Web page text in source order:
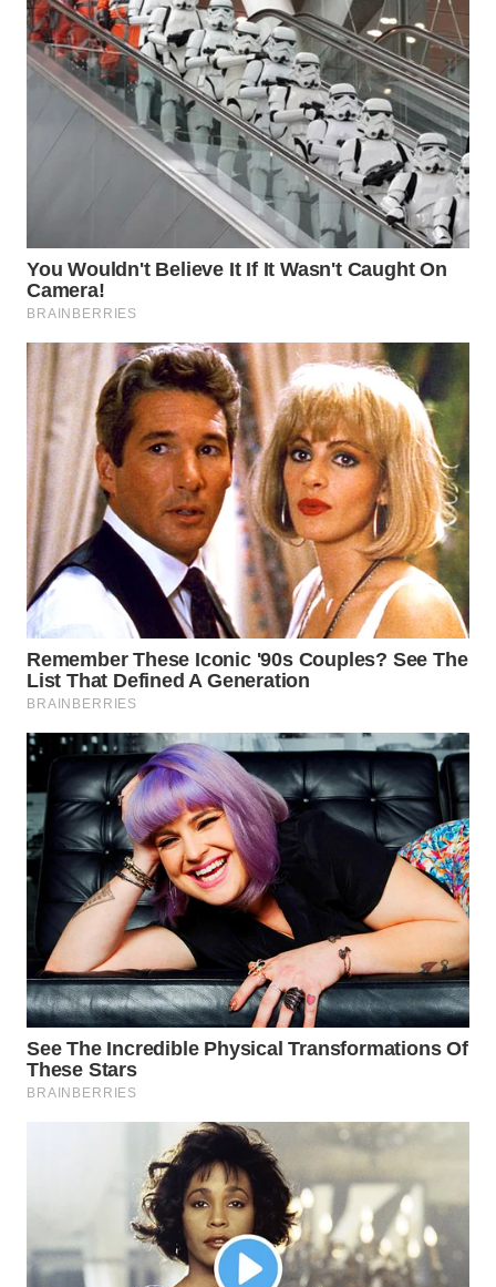
WN
LABUANBAJO
WN
BORNEO
WAHANA
NEWS
WAHANA
TANI
WAHANA
ADVOKAT
WAHANA
INFRASTRUKTUR
WAHANA
WAHANA
LISTRIK
WAHANA
TRAVEL
WAHANA
TV
WAHANANEWS
ID
WAHANANEWS
CO ID
WAHANANEWS
WAHANA
UMKM